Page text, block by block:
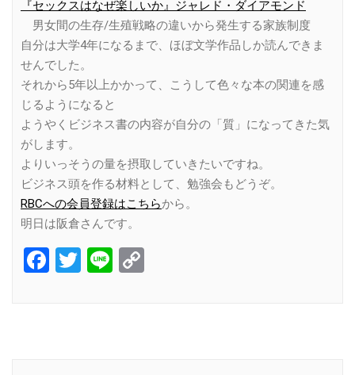
『セックスはなぜ楽しいか』ジャレド・ダイアモンド
男女間の生存/生殖戦略の違いから発生する家族制度
自分は大学4年になるまで、ほぼ文学作品しか読んできま
せんでした。
それから5年以上かかって、こうして色々な本の関連を感
じるようになると
ようやくビジネス書の内容が自分の「質」になってきた気
がします。
よりいっそうの量を摂取していきたいですね。
ビジネス頭を作る材料として、勉強会もどうぞ。
RBCへの会員登録はこちらから。
明日は阪倉さんです。
Facebook
Twitter
Line